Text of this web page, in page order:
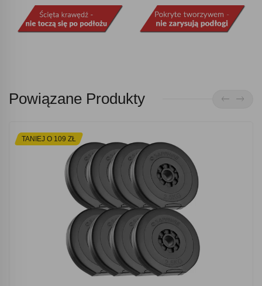
Powiązane Produkty
TANIEJ O 109 ZŁ